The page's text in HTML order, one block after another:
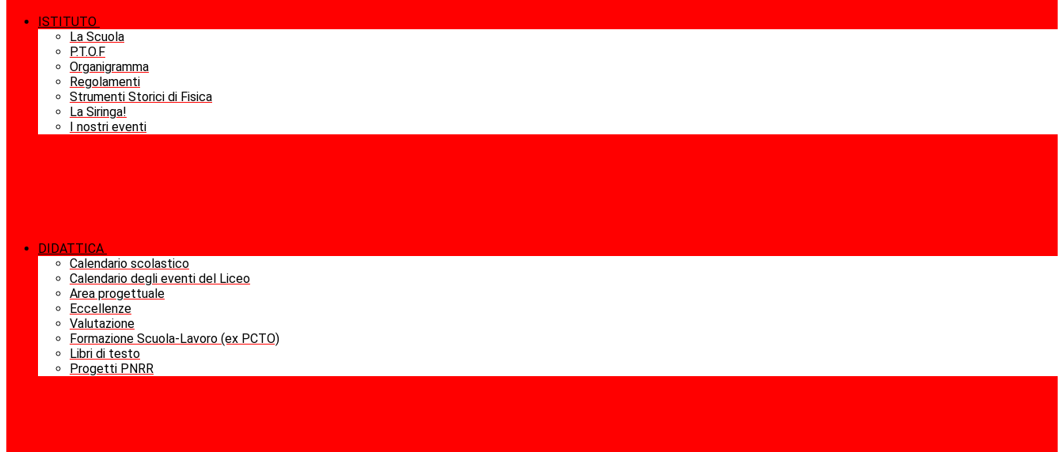
ISTITUTO
La Scuola
P.T.O.F
Organigramma
Regolamenti
Strumenti Storici di Fisica
La Siringa!
I nostri eventi
DIDATTICA
Calendario scolastico
Calendario degli eventi del Liceo
Area progettuale
Eccellenze
Valutazione
Formazione Scuola-Lavoro (ex PCTO)
Libri di testo
Progetti PNRR